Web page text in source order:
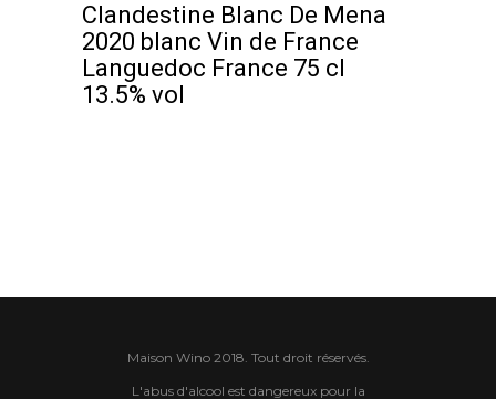
Clandestine Blanc De Mena
2020 blanc Vin de France
Languedoc France 75 cl
13.5% vol
Maison Wino 2018. Tout droit réservés.
L'abus d'alcool est dangereux pour la